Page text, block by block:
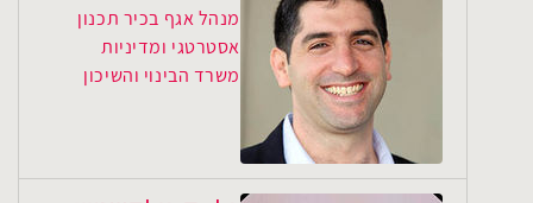
מנהל אגף בכיר תכנון
אסטרטגי ומדיניות
משרד הבינוי והשיכון